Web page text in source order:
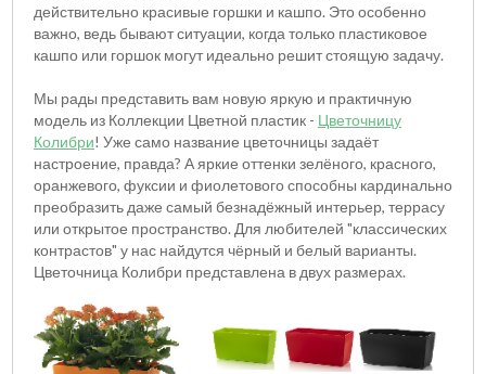
действительно красивые горшки и кашпо. Это особенно
важно, ведь бывают ситуации, когда только пластиковое
кашпо или горшок могут идеально решит стоящую задачу.
Мы рады представить вам новую яркую и практичную
модель из Коллекции Цветной пластик - Цветочницу
Колибри! Уже само название цветочницы задаёт
настроение, правда? А яркие оттенки зелёного, красного,
оранжевого, фуксии и фиолетового способны кардинально
преобразить даже самый безнадёжный интерьер, террасу
или открытое пространство. Для любителей "классических
контрастов" у нас найдутся чёрный и белый варианты.
Цветочница Колибри представлена в двух размерах.